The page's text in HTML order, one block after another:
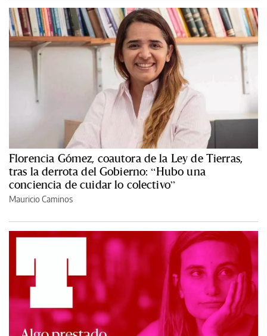
Florencia Gómez, coautora de la Ley de Tierras,
tras la derrota del Gobierno: “Hubo una
conciencia de cuidar lo colectivo”
Mauricio Caminos